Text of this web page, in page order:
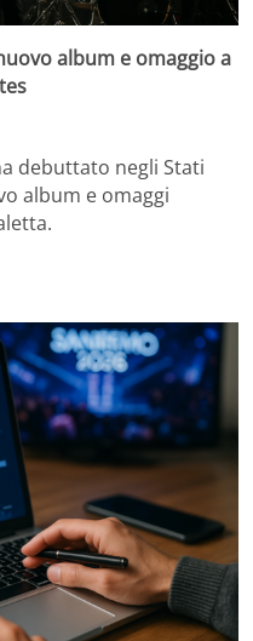
album e omaggio a
debuttato negli Stati
album e omaggi